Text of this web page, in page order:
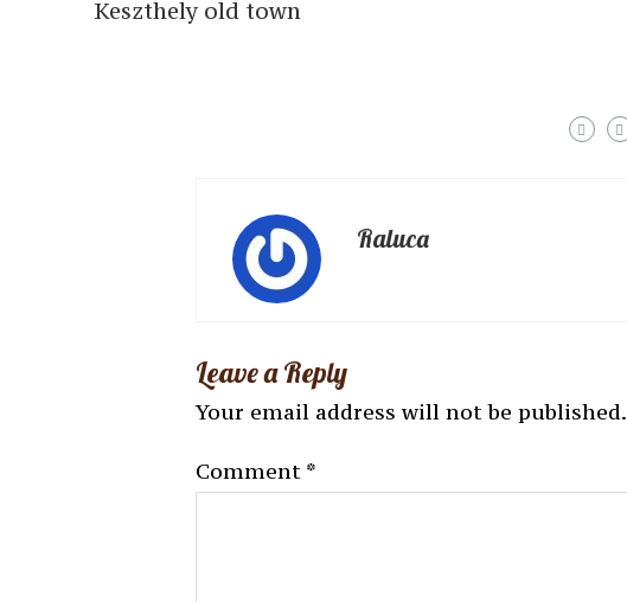
Keszthely old town
Raluca
Leave a Reply
Your email address will not be published.
Comment *